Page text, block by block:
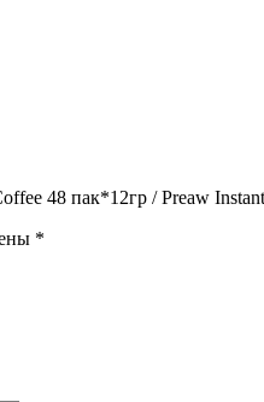
48 пак*12гр / Preaw
*